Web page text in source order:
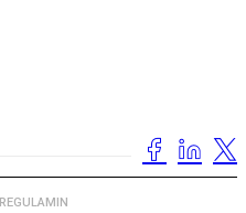
REGULAMIN